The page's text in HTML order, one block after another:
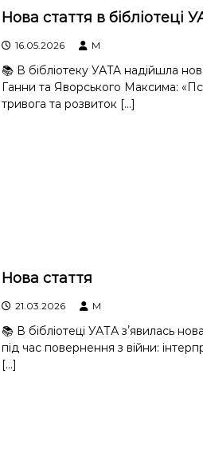
Нова стаття в бібліотеці
16.05.2026 M
📚 В бібліотеку УАTA надійшла
Ганни та Яворського Максима:
тривога та розвиток […]
Нова стаття
21.03.2026 M
📚 В бібліотеці УАТА зʼявилась
під час повернення з війни:
[…]